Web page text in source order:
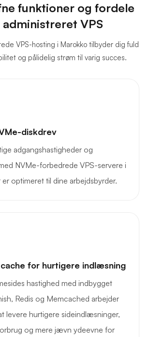
Trådbeskyttelse
funktioner og fordele
administreret VPS
VPS-hosting i Marokko tilbyder dig fuld
og pålidelig strøm til varig succes.
diskdrev
adgangshastigheder og
NVMe-forbedrede VPS-servere i
optimeret til dine arbejdsbyrder.
for hurtigere indlæsning
hastighed med indbygget
Redis og Memcached arbejder
levere hurtigere sideindlæsninger,
og mere jævn ydeevne for